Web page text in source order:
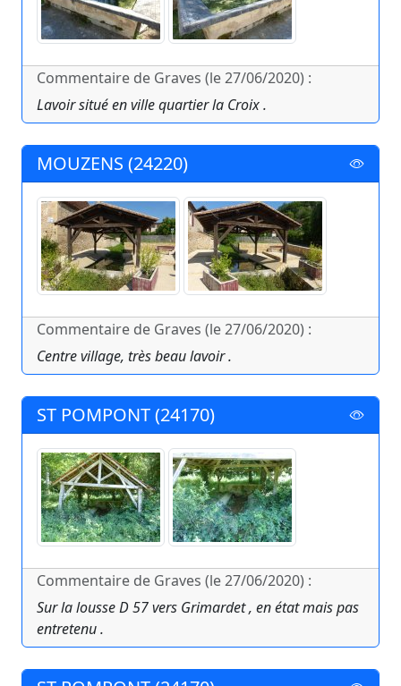
Commentaire de Graves (le 27/06/2020) :
Lavoir situé en ville quartier la Croix .
MOUZENS (24220)
Commentaire de Graves (le 27/06/2020) :
Centre village, très beau lavoir .
ST POMPONT (24170)
Commentaire de Graves (le 27/06/2020) :
Sur la lousse D 57 vers Grimardet , en état mais pas
entretenu .